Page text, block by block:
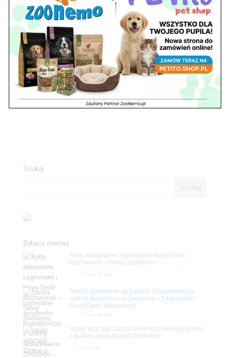
0KOMENTARZE
Szukaj
Zobacz również
Ryby akwariowe Legionowo i Nowy Dwór
Mazowiecki – Sklep ZooNemo
Stwórz podwodne arcydzieło: Najpiękniejsze
rośliny akwariowe w ZooNemo – Legionowo i
Nowy Dwór Mazowiecki
Upały wracają! Zadbaj o komfort swojego pupila
z matami chłodzącymi ZooNemo